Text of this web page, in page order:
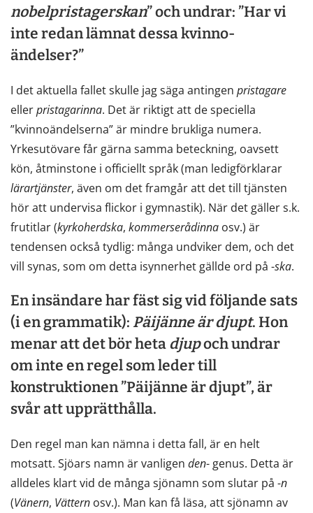
nobelpristagerskan” och undrar: ”Har vi
inte redan lämnat dessa kvinno-
ändelser?”
I det aktuella fallet skulle jag säga antingen pristagare
ellerpristagarinna. Det är riktigt att de speciella
”kvinnoändelserna” är mindre brukliga numera.
Yrkesutövare får gärna samma beteckning, oavsett
kön, åtminstone i officiellt språk (man ledigförklarar
lärartjänster, även om det framgår att det till tjänsten
hör att undervisa flickor i gymnastik). När det gäller s.k.
frutitlar (kyrkoherdska, kommerserådinna osv.) är
tendensen också tydlig: många undviker dem, och det
vill synas, som om detta isynnerhet gällde ord på -ska.
En insändare har fäst sig vid följande sats
(i en grammatik): Päijänneärdjupt. Hon
menar att det bör hetadjupoch undrar
om inte en regel som leder till
konstruktionen ”Päijänne är djupt”, är
svår att upprätthålla.
Den regel man kan nämna i detta fall, är en helt
motsatt. Sjöars namn är vanligen den- genus. Detta är
alldeles klart vid de många sjönamn som slutar på -n
(Vänern, Vättern osv.). Man kan få läsa, att sjönamn av